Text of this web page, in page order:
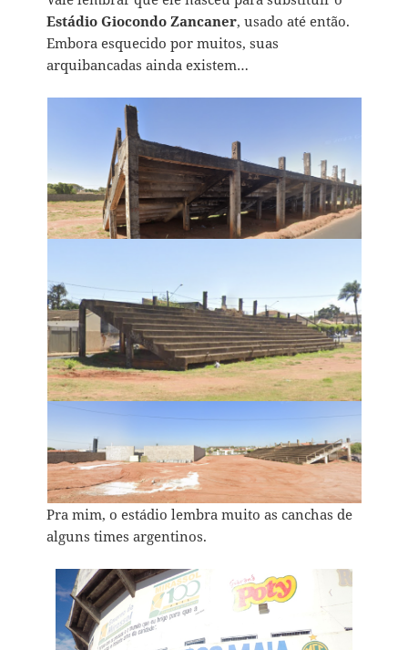
Estádio Giocondo Zancaner, usado até então.
Embora esquecido por muitos, suas
arquibancadas ainda existem…
Pra mim, o estádio lembra muito as canchas de
alguns times argentinos.